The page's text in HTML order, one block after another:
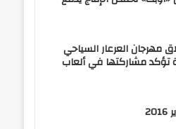
مهرجان العرعار السياحي
مشاركتها في ألعاب